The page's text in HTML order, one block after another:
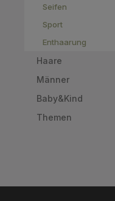
Seifen
Sport
Enthaarung
Haare
Männer
Baby&Kind
Themen